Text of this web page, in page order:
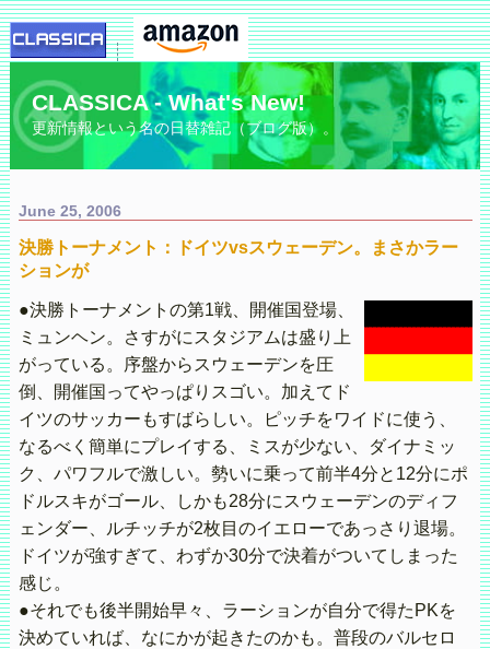
CLASSICA - What's New!
更新情報という名の日替雑記（ブログ版）。
June 25, 2006
決勝トーナメント：ドイツvsスウェーデン。まさかラー
ションが
●決勝トーナメントの第1戦、開催国登場、
ミュンヘン。さすがにスタジアムは盛り上
がっている。序盤からスウェーデンを圧
倒、開催国ってやっぱりスゴい。加えてド
イツのサッカーもすばらしい。ピッチをワイドに使う、
なるべく簡単にプレイする、ミスが少ない、ダイナミッ
ク、パワフルで激しい。勢いに乗って前半4分と12分にポ
ドルスキがゴール、しかも28分にスウェーデンのディフ
ェンダー、ルチッチが2枚目のイエローであっさり退場。
ドイツが強すぎて、わずか30分で決着がついてしまった
感じ。
●それでも後半開始早々、ラーションが自分で得たPKを
決めていれば、なにかが起きたのかも。普段のバルセロ